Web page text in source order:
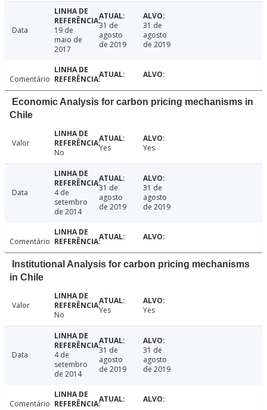
Data
19 de
maio de
2017
31 de
agosto
de 2019
31 de
agosto
de 2019
Comentário
Economic Analysis for carbon pricing mechanisms in
Chile
Valor
No
Yes Yes
Data
4 de
setembro
de 2014
31 de
agosto
de 2019
31 de
agosto
de 2019
Comentário
Institutional Analysis for carbon pricing mechanisms
in Chile
Valor
No
Yes Yes
Data
4 de
setembro
de 2014
31 de
agosto
de 2019
31 de
agosto
de 2019
Comentário